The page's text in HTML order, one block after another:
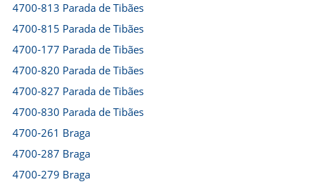
4700-813 Parada de Tibães
4700-815 Parada de Tibães
4700-177 Parada de Tibães
4700-820 Parada de Tibães
4700-827 Parada de Tibães
4700-830 Parada de Tibães
4700-261 Braga
4700-287 Braga
4700-279 Braga